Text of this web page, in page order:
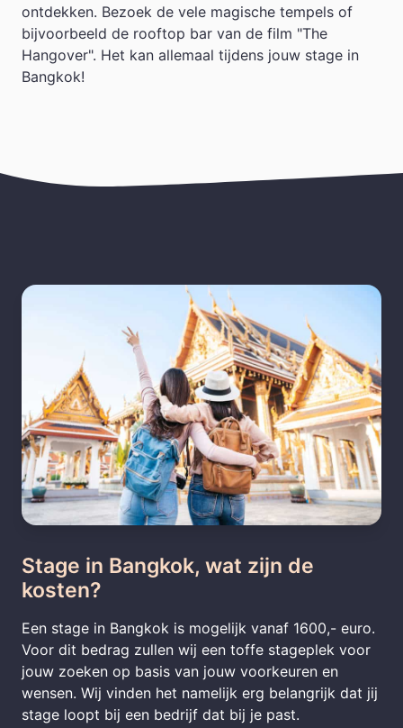
ontdekken. Bezoek de vele magische tempels of
bijvoorbeeld de rooftop bar van de film "The
Hangover". Het kan allemaal tijdens jouw stage in
Bangkok!
Stage in Bangkok, wat zijn de
kosten?
Een stage in Bangkok is mogelijk vanaf 1600,- euro.
Voor dit bedrag zullen wij een toffe stageplek voor
jouw zoeken op basis van jouw voorkeuren en
wensen. Wij vinden het namelijk erg belangrijk dat jij
stage loopt bij een bedrijf dat bij je past.